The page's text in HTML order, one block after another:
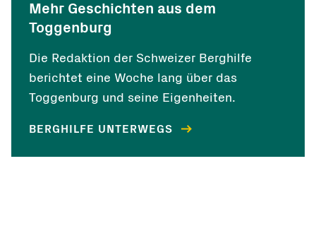
Mehr Geschichten aus dem
Toggenburg
Die Redaktion der Schweizer Berghilfe
berichtet eine Woche lang über das
Toggenburg und seine Eigenheiten.
BERGHILFE UNTERWEGS